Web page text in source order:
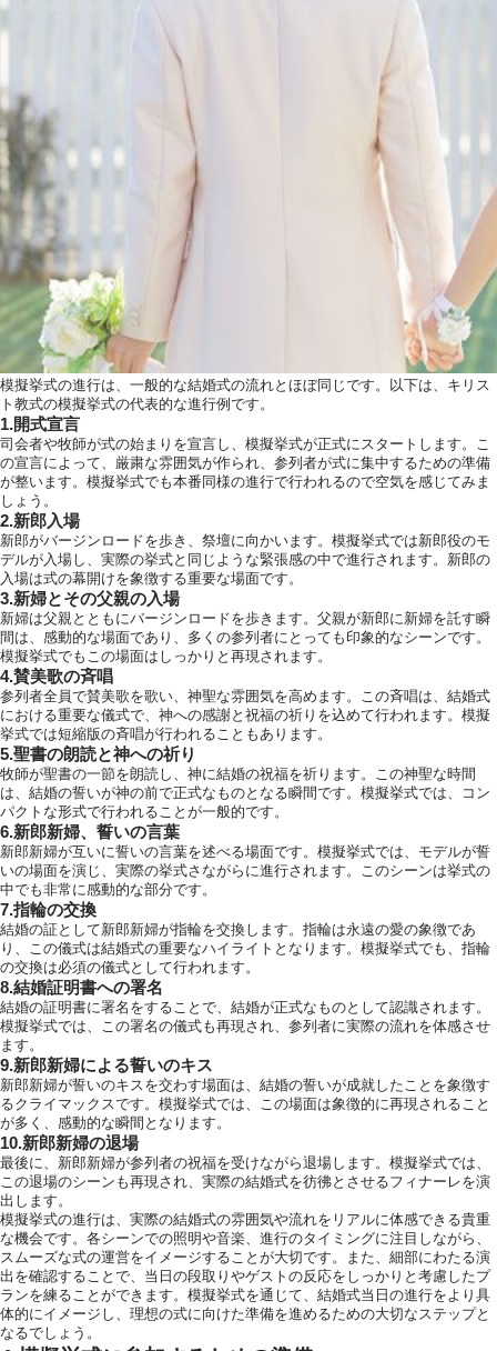
模擬挙式の進行は、一般的な結婚式の流れとほぼ同じです。以下は、キリス
ト教式の模擬挙式の代表的な進行例です。
1.開式宣言
司会者や牧師が式の始まりを宣言し、模擬挙式が正式にスタートします。こ
の宣言によって、厳粛な雰囲気が作られ、参列者が式に集中するための準備
が整います。模擬挙式でも本番同様の進行で行われるので空気を感じてみま
しょう。
2.新郎入場
新郎がバージンロードを歩き、祭壇に向かいます。模擬挙式では新郎役のモ
デルが入場し、実際の挙式と同じような緊張感の中で進行されます。新郎の
入場は式の幕開けを象徴する重要な場面です。
3.新婦とその父親の入場
新婦は父親とともにバージンロードを歩きます。父親が新郎に新婦を託す瞬
間は、感動的な場面であり、多くの参列者にとっても印象的なシーンです。
模擬挙式でもこの場面はしっかりと再現されます。
4.賛美歌の斉唱
参列者全員で賛美歌を歌い、神聖な雰囲気を高めます。この斉唱は、結婚式
における重要な儀式で、神への感謝と祝福の祈りを込めて行われます。模擬
挙式では短縮版の斉唱が行われることもあります。
5.聖書の朗読と神への祈り
牧師が聖書の一節を朗読し、神に結婚の祝福を祈ります。この神聖な時間
は、結婚の誓いが神の前で正式なものとなる瞬間です。模擬挙式では、コン
パクトな形式で行われることが一般的です。
6.新郎新婦、誓いの言葉
新郎新婦が互いに誓いの言葉を述べる場面です。模擬挙式では、モデルが誓
いの場面を演じ、実際の挙式さながらに進行されます。このシーンは挙式の
中でも非常に感動的な部分です。
7.指輪の交換
結婚の証として新郎新婦が指輪を交換します。指輪は永遠の愛の象徴であ
り、この儀式は結婚式の重要なハイライトとなります。模擬挙式でも、指輪
の交換は必須の儀式として行われます。
8.結婚証明書への署名
結婚の証明書に署名をすることで、結婚が正式なものとして認識されます。
模擬挙式では、この署名の儀式も再現され、参列者に実際の流れを体感させ
ます。
9.新郎新婦による誓いのキス
新郎新婦が誓いのキスを交わす場面は、結婚の誓いが成就したことを象徴す
るクライマックスです。模擬挙式では、この場面は象徴的に再現されること
が多く、感動的な瞬間となります。
10.新郎新婦の退場
最後に、新郎新婦が参列者の祝福を受けながら退場します。模擬挙式では、
この退場のシーンも再現され、実際の結婚式を彷彿とさせるフィナーレを演
出します。
模擬挙式の進行は、実際の結婚式の雰囲気や流れをリアルに体感できる貴重
な機会です。各シーンでの照明や音楽、進行のタイミングに注目しながら、
スムーズな式の運営をイメージすることが大切です。また、細部にわたる演
出を確認することで、当日の段取りやゲストの反応をしっかりと考慮したプ
ランを練ることができます。模擬挙式を通じて、結婚式当日の進行をより具
体的にイメージし、理想の式に向けた準備を進めるための大切なステップと
なるでしょう。